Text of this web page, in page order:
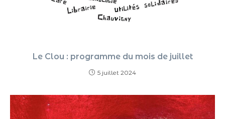
Le Clou : programme du mois de juillet
5 juillet 2024